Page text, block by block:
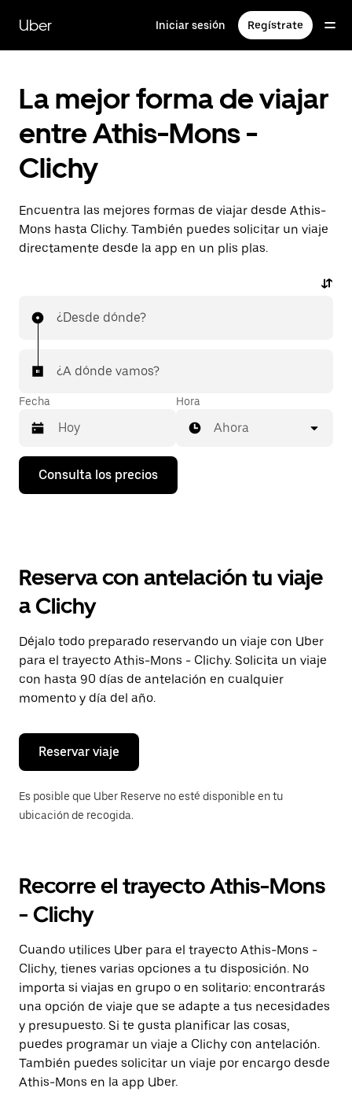
contenido
principal
Uber Iniciar sesión Regístrate
La mejor forma de viajar
entre Athis-Mons -
Clichy
Encuentra las mejores formas de viajar desde Athis-
Mons hasta Clichy. También puedes solicitar un viaje
directamente desde la app en un plis plas.
¿Desde dónde?
¿A dónde vamos?
Fecha
Pulsa
flecha
calendario
seleccionar
fecha.
Pulsa
el
botón
de
escape
cerrar
calendario.
Hora
Ahora
Consulta los precios
Reserva con antelación tu viaje
a Clichy
Déjalo todo preparado reservando un viaje con Uber
para el trayecto Athis-Mons - Clichy. Solicita un viaje
con hasta 90 días de antelación en cualquier
momento y día del año.
Reservar viaje
Es posible que Uber Reserve no esté disponible en tu
ubicación de recogida.
Recorre el trayecto Athis-Mons
- Clichy
Cuando utilices Uber para el trayecto Athis-Mons -
Clichy, tienes varias opciones a tu disposición. No
importa si viajas en grupo o en solitario: encontrarás
una opción de viaje que se adapte a tus necesidades
y presupuesto. Si te gusta planificar las cosas,
puedes programar un viaje a Clichy con antelación.
También puedes solicitar un viaje por encargo desde
Athis-Mons en la app Uber.